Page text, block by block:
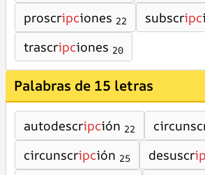
proscripciones 22 subscripc
trascripciones 20
Palabras de 15 letras
autodescripción 22
circunscripción 25 desuscr